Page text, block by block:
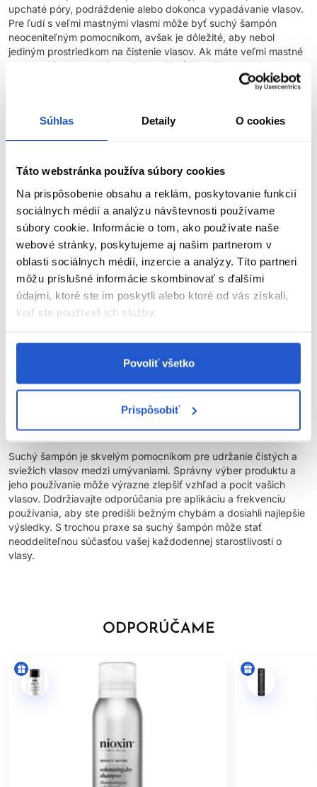
Súhlas Detaily O cookies
Táto webstránka používa súbory cookies
Na prispôsobenie obsahu a reklám, poskytovanie funkcií
sociálnych médií a analýzu návštevnosti používame
súbory cookie. Informácie o tom, ako používate naše
webové stránky, poskytujeme aj našim partnerom v
oblasti sociálnych médií, inzercie a analýzy. Títo partneri
môžu príslušné informácie skombinovať s ďalšími
údajmi, ktoré ste im poskytli alebo ktoré od vás získali,
keď ste používali ich služby.
Povoliť všetko
Prispôsobiť
upchaté póry, podráždenie alebo dokonca vypadávanie vlasov.
Pre ľudí s veľmi mastnými vlasmi môže byť suchý šampón
neoceniteľným pomocníkom, avšak je dôležité, aby nebol
jediným prostriedkom na čistenie vlasov. Ak máte veľmi mastné
vlasy, môžete suchý šampón používať častejšie, ale dbajte na
to, aby ste pravidelne umývali vlasy klasickým šampónom, aby
ste odstránili všetky zvyšky a nečistoty. Ideálne je striedať
zabezpečila dôkladná hygiena pokožky hlavy a vlasov. Tiež je
rovnováhu pokožky hlavy.
Akým chybám sa pri používaní suchého šampónu
vyhnúť?
Pri používaní suchého šampónu sa vyvarujte nasledujúcim
chybám, aby ste dosiahli najlepšie výsledky.Nadmerné
používanie suchého šampónuviac ako 1-2 krát týždenne môže
spôsobiť hromadenie produktu a podráždenie pokožky hlavy.
Držte sprej vo vzdialenosti aspoň 20 cm od pokožky hlavy, aby
ste predišli vytvoreniu bielych škvŕn a zbytočnému hromadeniu
prečešte, aby ste odstránili všetky zvyšky produktu a
použitie na suché vlasy. Aplikácia na mokré alebo vlhké vlasy
môže spôsobiť, že produkt nebude fungovať správne a zanechá
dočasné riešenie medzi umývaniami, nie ako náhrada za
Suchý šampón je skvelým pomocníkom pre udržanie čistých a
sviežich vlasov medzi umývaniami. Správny výber produktu a
jeho používanie môže výrazne zlepšiť vzhľad a pocit vašich
vlasov. Dodržiavajte odporúčania pre aplikáciu a frekvenciu
používania, aby ste predišli bežným chybám a dosiahli najlepšie
výsledky. S trochou praxe sa suchý šampón môže stať
neoddeliteľnou súčasťou vašej každodennej starostlivosti o
vlasy.
ODPORÚČAME